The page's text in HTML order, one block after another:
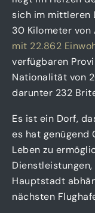
sich im mittleren
30 Kilometer
mit 22.862
verfügbaren
Nationalität von
darunter 232
Es ist ein Dorf,
es hat genügend
Leben zu
Hauptstadt
nächsten